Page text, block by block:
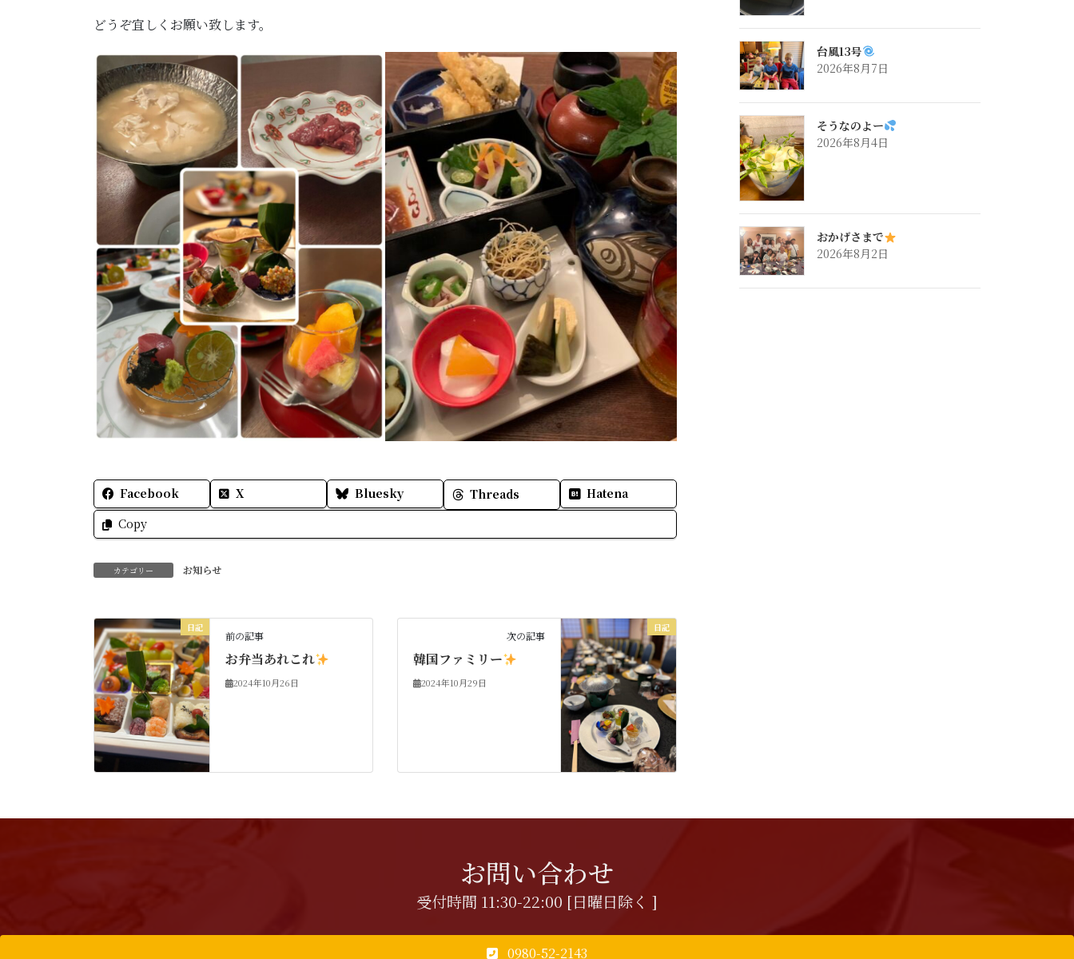
どうぞ宜しくお願い致します。
Facebook X Bluesky Threads
Hatena
Copy
カテゴリー お知らせ
日記
前の記事
お弁当あれこれ
2024年10月26日
日記
次の記事
韓国ファミリー
2024年10月29日
台風13号
2026年8月7日
そうなのよー
2026年8月4日
おかげさまで
2026年8月2日
お問い合わせ
受付時間 11:30-22:00 [日曜日除く ]
0980-52-2143